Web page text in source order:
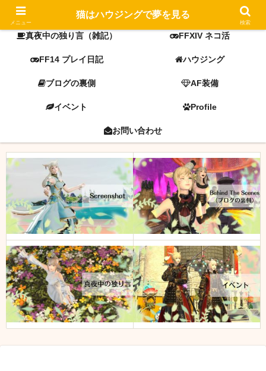
FF14 screenshot ミラプリ
真夜中の独り言（雑記） FFXIV ネコ活
FF14 プレイ日記 ハウジング
ブログの裏側 AF装備
イベント Profile
お問い合わせ
メニュー
猫はハウジングで夢を見る
検索